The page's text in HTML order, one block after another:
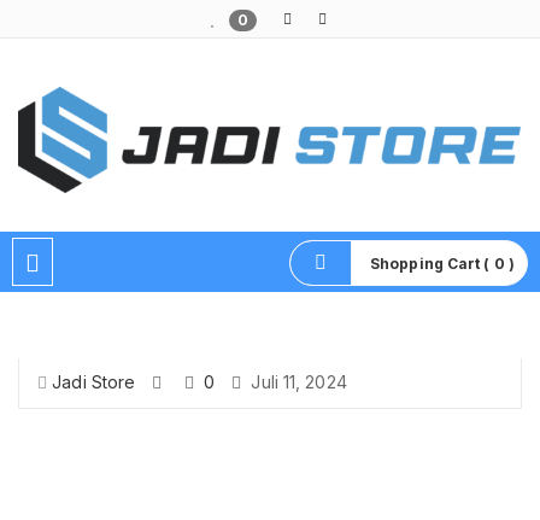
0
Shopping Cart ( 0 )
Jadi Store 0 Juli 11, 2024